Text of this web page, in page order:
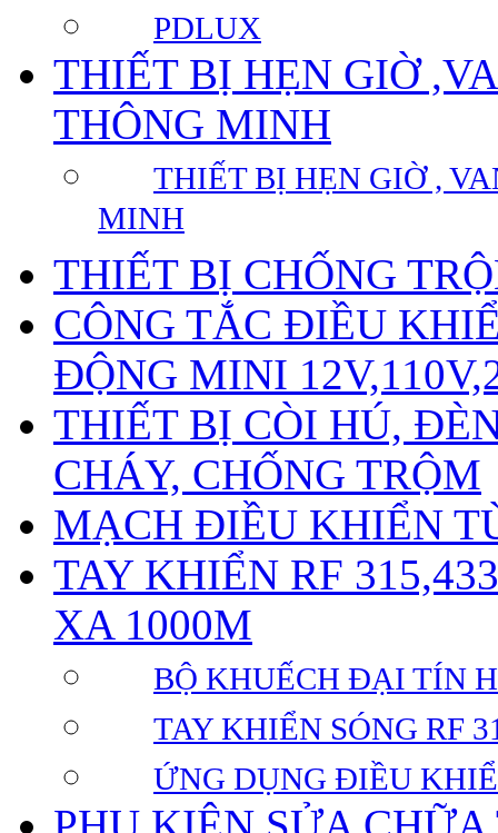
PDLUX
THIẾT BỊ HẸN GIỜ
THÔNG MINH
THIẾT BỊ HẸN GIỜ ,
MINH
THIẾT BỊ CHỐNG
CÔNG TẮC ĐIỀU
ĐỘNG MINI
THIẾT BỊ CÒI HÚ,
CHÁY, CHỐNG TRỘM
MẠCH ĐIỀU KHIỂN
TAY KHIỂN RF
XA 1000M
BỘ KHUẾCH ĐẠI TÍN
TAY KHIỂN SÓNG RF
ỨNG DỤNG ĐIỀU